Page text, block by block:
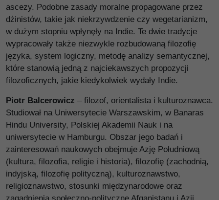
ascezy. Podobne zasady moralne propagowane przez
dżinistów, takie jak niekrzywdzenie czy wegetarianizm,
w dużym stopniu wpłynęły na Indie. Te dwie tradycje
wypracowały także niezwykle rozbudowaną filozofię
języka, system logiczny, metodę analizy semantycznej,
które stanowią jedną z najciekawszych propozycji
filozoficznych, jakie kiedykolwiek wydały Indie.
Piotr Balcerowicz – filozof, orientalista i kulturoznawca.
Studiował na Uniwersytecie Warszawskim, w Banaras
Hindu University, Polskiej Akademii Nauk i na
uniwersytecie w Hamburgu. Obszar jego badań i
zainteresowań naukowych obejmuje Azję Południową
(kultura, filozofia, religie i historia), filozofię (zachodnią,
indyjską, filozofię polityczną), kulturoznawstwo,
religioznawstwo, stosunki międzynarodowe oraz